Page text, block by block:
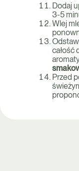
Dodaj
3-5
Wlej
całość
Przed